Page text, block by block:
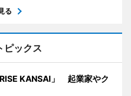
る
ピックス
KANSAI」 起業家やク